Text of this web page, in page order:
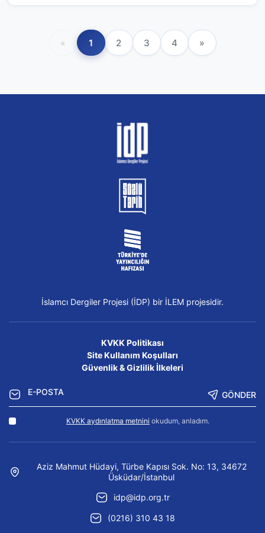
« 1 2 3 4 »
İslamcı Dergiler Projesi (İDP) bir İLEM projesidir.
KVKK Politikası
Site Kullanım Koşulları
Güvenlik & Gizlilik İlkeleri
GÖNDER
KVKK aydınlatma metnini okudum, anladım.
Aziz Mahmut Hüdayi, Türbe Kapısı Sok. No: 13, 34672
Üsküdar/İstanbul
idp@idp.org.tr
(0216) 310 43 18